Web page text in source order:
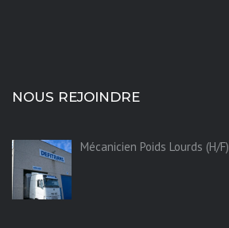
NOUS REJOINDRE
Mécanicien Poids Lourds (H/F)